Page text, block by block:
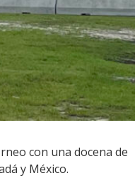
con una docena de
y México.